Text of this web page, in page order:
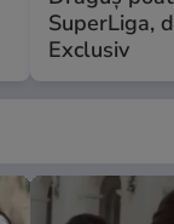
SuperLiga,
Exclusiv